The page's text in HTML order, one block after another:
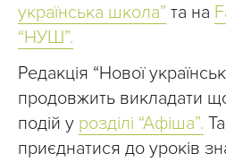
українська школа” та на
“НУШ”.
Редакція “Нової
продовжить викладати
подій у розділі “Афіша”.
приєднатися до уроків